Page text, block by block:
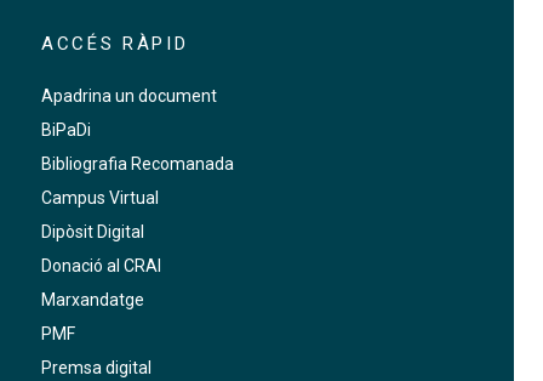
ACCÉS RÀPID
Apadrina un document
BiPaDi
Bibliografia Recomanada
Campus Virtual
Dipòsit Digital
Donació al CRAI
Marxandatge
PMF
Premsa digital